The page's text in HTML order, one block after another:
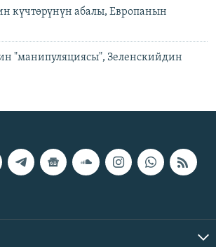
күчтөрүнүн абалы, Европанын
"манипуляциясы", Зеленскийдин